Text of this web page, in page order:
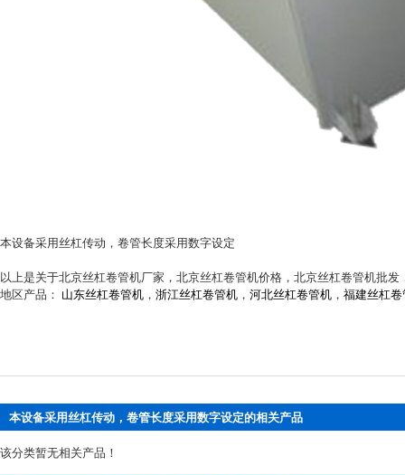
本设备采用丝杠传动，卷管长度采用数字设定
以上是关于北京丝杠卷管机厂家，北京丝杠卷管机价格，北京丝杠卷管机批
地区产品： 山东丝杠卷管机 ， 浙江丝杠卷管机 ， 河北丝杠卷管机 ， 福建丝杠
本设备采用丝杠传动，卷管长度采用数字设定的相关产品
该分类暂无相关产品！